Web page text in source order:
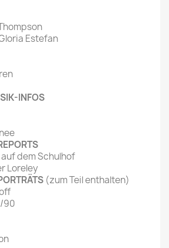
Estefan
INFOS
dem Schulhof
Loreley
(zum Teil enthalten)
90